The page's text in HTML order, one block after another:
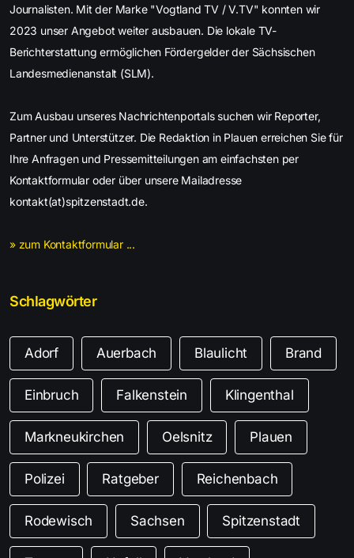
Journalisten. Mit der Marke "Vogtland TV / V.TV" konnten wir
2023 unser Angebot weiter ausbauen. Die lokale TV-
Berichterstattung ermöglichen Fördergelder der Sächsischen
Landesmedienanstalt (SLM).
Zum Ausbau unseres Nachrichtenportals suchen wir Reporter,
Partner und Unterstützer. Die Redaktion in Plauen erreichen Sie für
Ihre Anfragen und Pressemitteilungen am einfachsten per
Kontaktformular oder über unsere Mailadresse
kontakt(at)spitzenstadt.de.
» zum Kontaktformular ...
Schlagwörter
Adorf Auerbach Blaulicht Brand
Einbruch Falkenstein Klingenthal
Markneukirchen Oelsnitz Plauen
Polizei Ratgeber Reichenbach
Rodewisch Sachsen Spitzenstadt